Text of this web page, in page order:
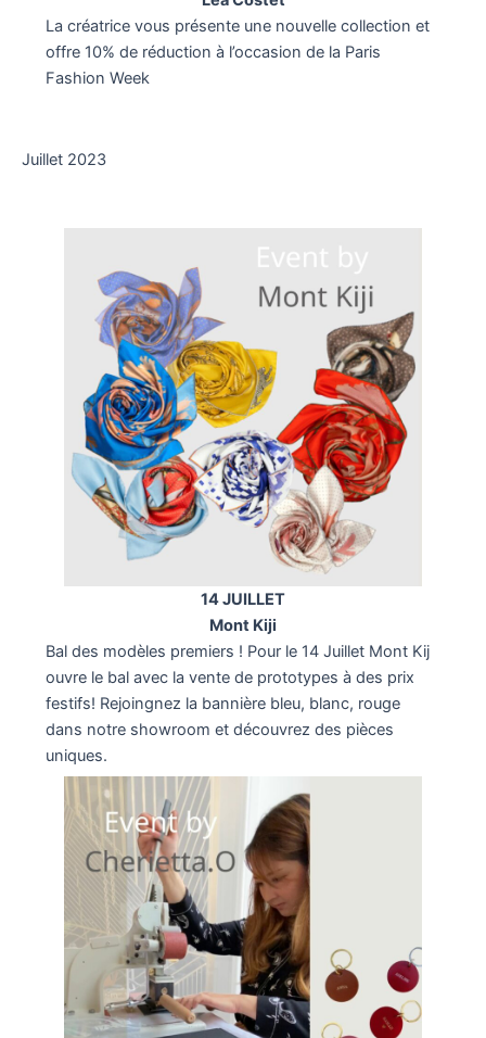
La créatrice vous présente une nouvelle collection et
offre 10% de réduction à l’occasion de la Paris
Fashion Week
Juillet 2023
14 JUILLET
Mont Kiji
Bal des modèles premiers ! Pour le 14 Juillet Mont Kij
ouvre le bal avec la vente de prototypes à des prix
festifs! Rejoingnez la bannière bleu, blanc, rouge
dans notre showroom et découvrez des pièces
uniques.